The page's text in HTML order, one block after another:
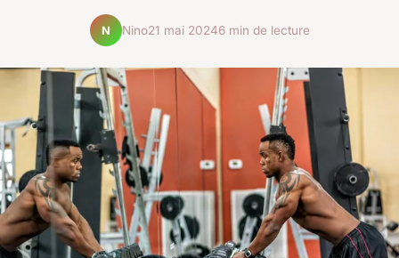
N Nino21 mai 20246 min de lecture